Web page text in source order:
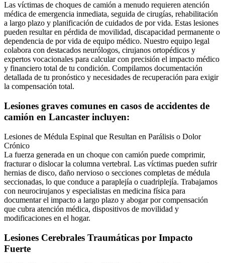
Las víctimas de choques de camión a menudo requieren atención
médica de emergencia inmediata, seguida de cirugías, rehabilitación
a largo plazo y planificación de cuidados de por vida. Estas lesiones
pueden resultar en pérdida de movilidad, discapacidad permanente o
dependencia de por vida de equipo médico. Nuestro equipo legal
colabora con destacados neurólogos, cirujanos ortopédicos y
expertos vocacionales para calcular con precisión el impacto médico
y financiero total de tu condición. Compilamos documentación
detallada de tu pronóstico y necesidades de recuperación para exigir
la compensación total.
Lesiones graves comunes en casos de accidentes de
camión en Lancaster incluyen:
Lesiones de Médula Espinal que Resultan en Parálisis o Dolor
Crónico
La fuerza generada en un choque con camión puede comprimir,
fracturar o dislocar la columna vertebral. Las víctimas pueden sufrir
hernias de disco, daño nervioso o secciones completas de médula
seccionadas, lo que conduce a paraplejía o cuadriplejía. Trabajamos
con neurocirujanos y especialistas en medicina física para
documentar el impacto a largo plazo y abogar por compensación
que cubra atención médica, dispositivos de movilidad y
modificaciones en el hogar.
Lesiones Cerebrales Traumáticas por Impacto
Fuerte